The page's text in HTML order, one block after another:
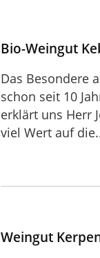
Bio-Weingut
Das Besondere
schon seit 10
erklärt uns Herr
viel Wert auf
Weingut